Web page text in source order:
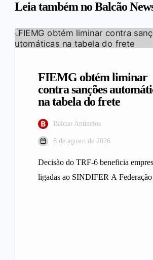
Leia também no Balcão
FIEMG obtém liminar
contra sanções
na tabela do frete
Balcao Anúncios
8 de agosto de 2026
Decisão do TRF-6 beneficia
ligadas ao SINDIFER A Federação